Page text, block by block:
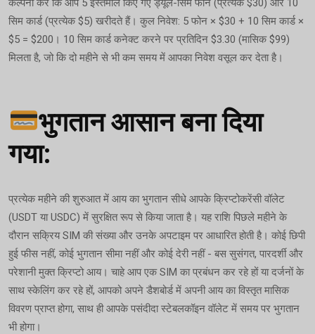
सिम कार्ड (प्रत्येक $5) खरीदते हैं। कुल निवेश: 5 फोन × $30 + 10 सिम कार्ड ×
$5 = $200। 10 सिम कार्ड कनेक्ट करने पर प्रतिदिन $3.30 (मासिक $99)
मिलता है, जो कि दो महीने से भी कम समय में आपका निवेश वसूल कर देता है।
भुगतान आसान बना दिया
गया:
प्रत्येक महीने की शुरुआत में आय का भुगतान सीधे आपके क्रिप्टोकरेंसी वॉलेट
(USDT या USDC) में सुरक्षित रूप से किया जाता है। यह राशि पिछले महीने के
दौरान सक्रिय SIM की संख्या और उनके अपटाइम पर आधारित होती है। कोई छिपी
हुई फीस नहीं, कोई भुगतान सीमा नहीं और कोई देरी नहीं - बस सुसंगत, पारदर्शी और
परेशानी मुक्त क्रिप्टो आय। चाहे आप एक SIM का प्रबंधन कर रहे हों या दर्जनों के
साथ स्केलिंग कर रहे हों, आपको अपने डैशबोर्ड में अपनी आय का विस्तृत मासिक
विवरण प्राप्त होगा, साथ ही आपके पसंदीदा स्टेबलकॉइन वॉलेट में समय पर भुगतान
भी होगा।